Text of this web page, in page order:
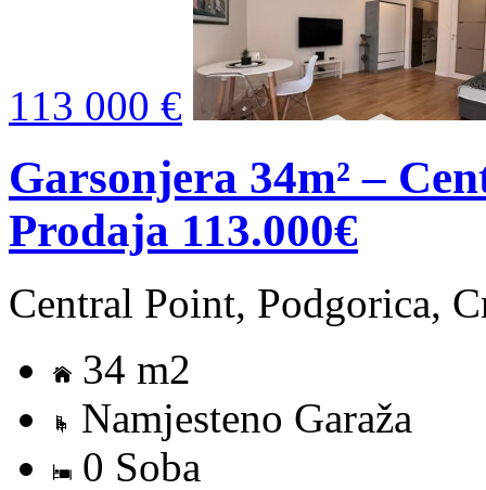
113 000 €
Garsonjera 34m² –
Prodaja 113.000€
Central Point, Podgorica,
34 m2
Namjesteno Garaža
0 Soba